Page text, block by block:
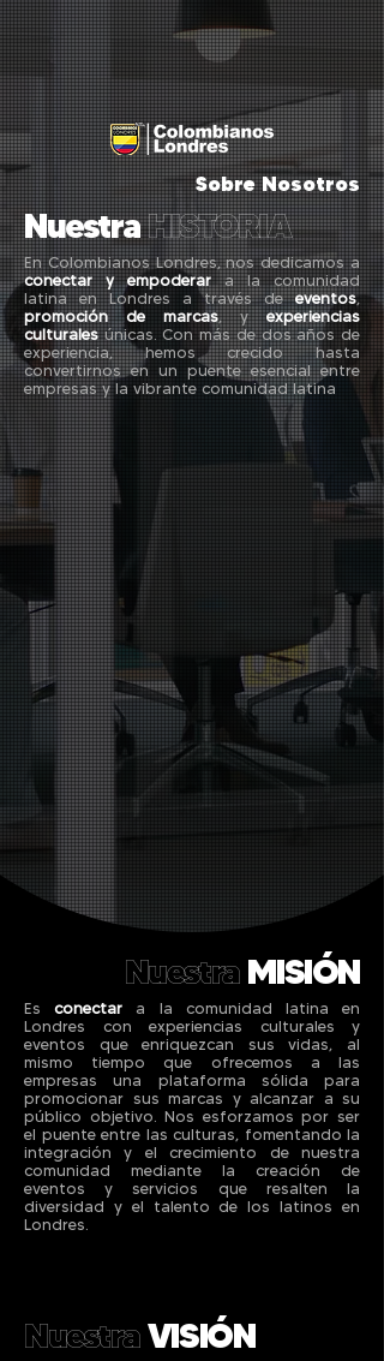
Sobre Nosotros
NuestraHISTORIA
En Colombianos Londres, nos dedicamos a
conectar y empoderara la comunidad
latina en Londres a través deeventos,
promoción de marcas, yexperiencias
culturalesúnicas. Con más de dos años de
experiencia, hemos crecido hasta
convertirnos en un puente esencial entre
empresas y la vibrante comunidad latina
NuestraMISIÓN
Esconectar a la comunidad latina en
Londres con experiencias culturales y
eventos que enriquezcan sus vidas, al
mismo tiempo que ofrecemos a las
empresas una plataforma sólida para
promocionar sus marcas y alcanzar a su
público objetivo. Nos esforzamos por ser
el puente entre las culturas, fomentando la
integración y el crecimiento de nuestra
comunidad mediante la creación de
eventos y servicios que resalten la
diversidad y el talento de los latinos en
Londres.
NuestraVISIÓN